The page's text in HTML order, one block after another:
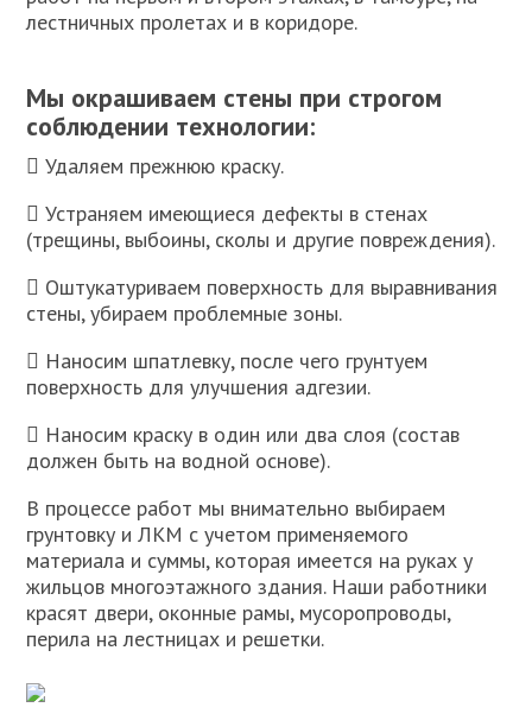
лестничных пролетах и в коридоре.
Мы окрашиваем стены при строгом
соблюдении технологии:
 Удаляем прежнюю краску.
 Устраняем имеющиеся дефекты в стенах
(трещины, выбоины, сколы и другие повреждения).
 Оштукатуриваем поверхность для выравнивания
стены, убираем проблемные зоны.
 Наносим шпатлевку, после чего грунтуем
поверхность для улучшения адгезии.
 Наносим краску в один или два слоя (состав
должен быть на водной основе).
В процессе работ мы внимательно выбираем
грунтовку и ЛКМ с учетом применяемого
материала и суммы, которая имеется на руках у
жильцов многоэтажного здания. Наши работники
красят двери, оконные рамы, мусоропроводы,
перила на лестницах и решетки.